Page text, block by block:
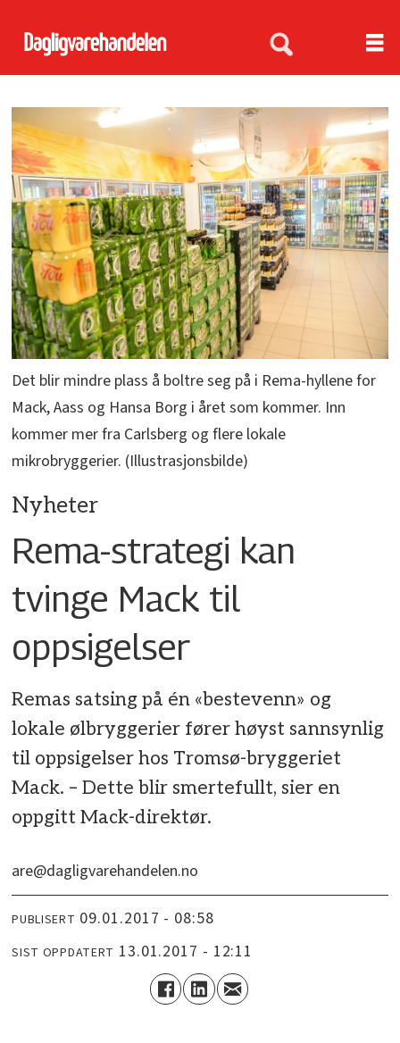
Det blir mindre plass å boltre seg på i Rema-hyllene for
Mack, Aass og Hansa Borg i året som kommer. Inn
kommer mer fra Carlsberg og flere lokale
mikrobryggerier. (Illustrasjonsbilde)
Nyheter
Rema-strategi kan
tvinge Mack til
oppsigelser
Remas satsing på én «bestevenn» og
lokale ølbryggerier fører høyst sannsynlig
til oppsigelser hos Tromsø-bryggeriet
Mack. – Dette blir smertefullt, sier en
oppgitt Mack-direktør.
are@dagligvarehandelen.no
PUBLISERT 09.01.2017 - 08:58
SIST OPPDATERT 13.01.2017 - 12:11